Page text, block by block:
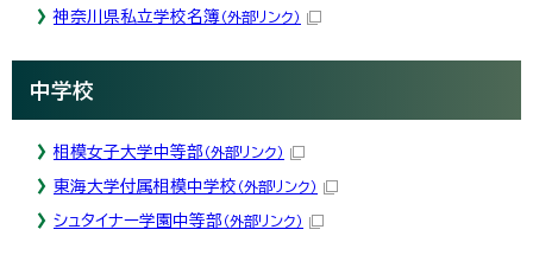
神奈川県私立学校名簿（外部リンク）
中学校
相模女子大学中等部 （外部リンク）
東海大学付属相模中学校 （外部リンク）
シュタイナー学園中等部 （外部リンク）